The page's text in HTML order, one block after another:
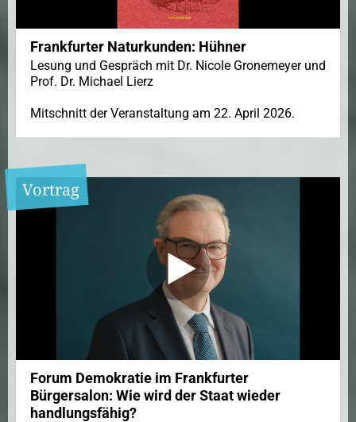
Frankfurter Naturkunden: Hühner
Lesung und Gespräch mit Dr. Nicole Gronemeyer und
Prof. Dr. Michael Lierz
Mitschnitt der Veranstaltung am 22. April 2026.
Vortrag
Forum Demokratie im Frankfurter
Bürgersalon: Wie wird der Staat wieder
handlungsfähig?